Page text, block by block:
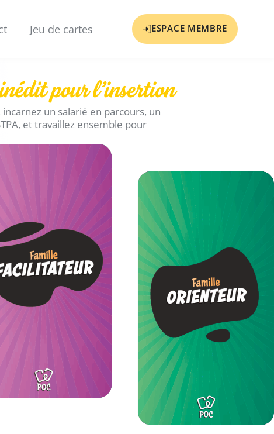
Jeu de cartes ESPACE MEMBRE
pour l’insertion
un salarié en parcours, un
et travaillez ensemble pour